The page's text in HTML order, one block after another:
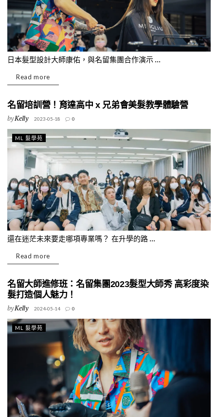
日本髮型設計大師康佑，與名留集團合作演示 ...
Read more
名留培訓營！育達高中 x 兄弟會美髮教學體驗營
byKelly 2023-05-18 0
ML 髮學苑
還在迷茫未來要走哪項專業嗎？ 在升學的路 ...
Read more
名留大師進修班：名留集團2023髮型大師秀 高彩度染
髮打造個人魅力！
byKelly 2024-05-14 0
ML 髮學苑